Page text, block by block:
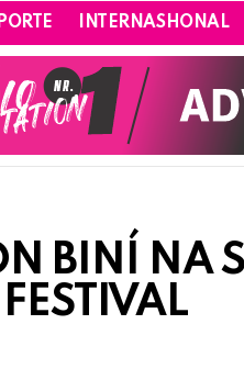
INTERNASHONAL
BINÍ NA